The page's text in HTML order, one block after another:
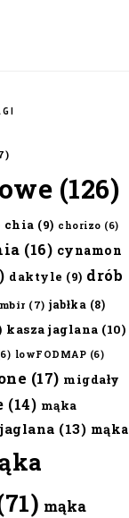
(126)
chia (9) chorizo (6)
(16) cynamon
daktyle (9) drób
(7) jabłka (8)
kasza jaglana (10)
lowFODMAP (6)
(17) migdały
(14) mąka
(13) mąka
mąka